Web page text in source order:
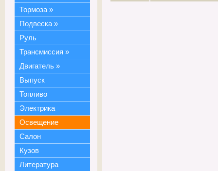
Тормоза »
Подвеска »
Руль
Трансмиссия »
Двигатель »
Выпуск
Топливо
Электрика
Освещение
Салон
Кузов
Литература